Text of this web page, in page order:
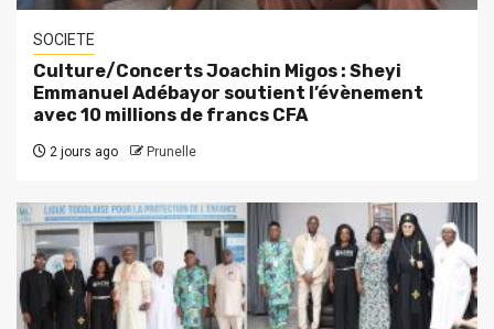
SOCIETE
Culture/Concerts Joachin Migos : Sheyi
Emmanuel Adébayor soutient l’évènement
avec 10 millions de francs CFA
2 jours ago Prunelle